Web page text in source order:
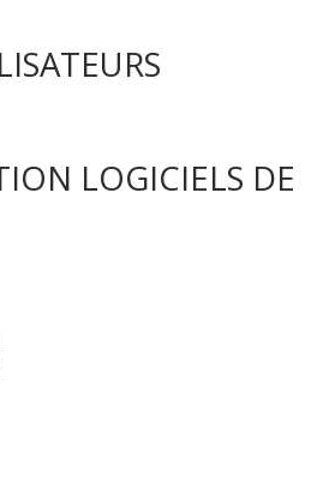
LOGICIELS DE